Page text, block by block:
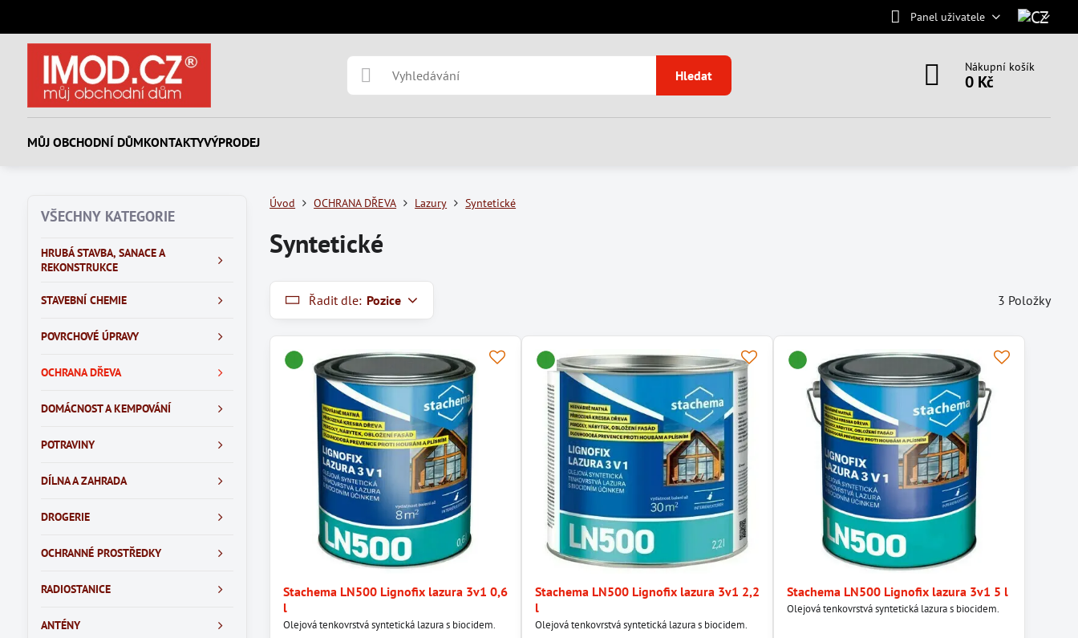
Panel uživatele
Hledat
Nákupní košík
0 Kč
MŮJ OBCHODNÍ DŮMKONTAKTYVÝPRODEJ
Úvod OCHRANA DŘEVA Lazury Syntetické
Syntetické
Řadit dle: Pozice 3 Položky
Stachema LN500 Lignofix lazura 3v1 0,6
l
Olejová tenkovrstvá syntetická lazura s biocidem.
Stachema LN500 Lignofix lazura 3v1 2,2
l
Olejová tenkovrstvá syntetická lazura s biocidem.
Stachema LN500 Lignofix lazura 3v1 5 l
Olejová tenkovrstvá syntetická lazura s biocidem.
VŠECHNY KATEGORIE
HRUBÁ STAVBA, SANACE A
REKONSTRUKCE
STAVEBNÍ CHEMIE
POVRCHOVÉ ÚPRAVY
OCHRANA DŘEVA
DOMÁCNOST A KEMPOVÁNÍ
POTRAVINY
DÍLNA A ZAHRADA
DROGERIE
OCHRANNÉ PROSTŘEDKY
RADIOSTANICE
ANTÉNY